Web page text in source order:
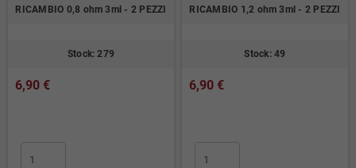
RICAMBIO 0,8 ohm 3ml - 2 PEZZI
Stock: 279
6,90 €
RICAMBIO 1,2 ohm 3ml - 2 PEZZI
Stock: 49
6,90 €